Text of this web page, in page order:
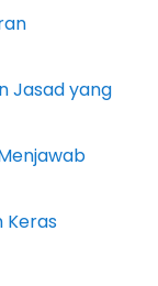
Jasad yang
Keras